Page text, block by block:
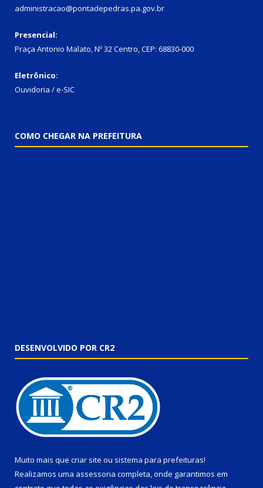
administracao@pontadepedras.pa.gov.br
Presencial:
Praça Antonio Malato, Nº 32 Centro, CEP: 68830-000
Eletrônico:
Ouvidoria / e-SIC
COMO CHEGAR NA PREFEITURA
DESENVOLVIDO POR CR2
Muito mais que criar site ou sistema para prefeituras!
Realizamos uma assessoria completa, onde garantimos em